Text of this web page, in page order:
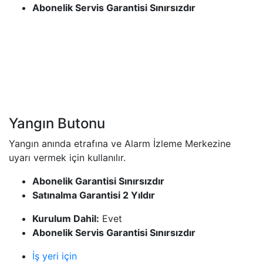
Abonelik Servis Garantisi Sınırsızdır
Yangın Butonu
​Yangın anında etrafına ve Alarm İzleme Merkezine
uyarı vermek için kullanılır.
Abonelik Garantisi Sınırsızdır
Satınalma Garantisi 2 Yıldır
Kurulum Dahil: Evet
Abonelik Servis Garantisi Sınırsızdır
İş yeri için